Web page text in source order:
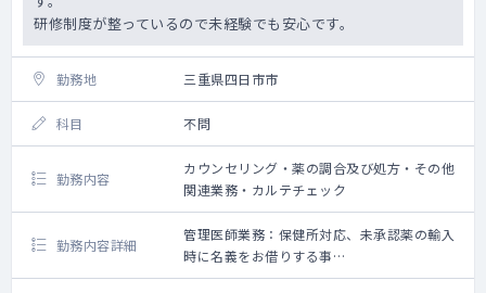
研修制度が整っているので未経験でも安心です。
勤務地 三重県四日市市
科目 不問
勤務内容
カウンセリング・薬の調合及び処方・その他
関連業務・カルテチェック
勤務内容詳細
管理医師業務：保健所対応、未承認薬の輸入
時に名義をお借りする事
（本部に医療法人担当・通関士がおりますの